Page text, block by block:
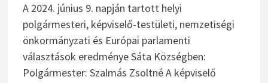
A 2024. június 9. napján tartott helyi
polgármesteri, képviselő-testületi, nemzetiségi
önkormányzati és Európai parlamenti
választások eredménye Sáta Községben:
Polgármester: Szalmás Zsoltné A képviselő